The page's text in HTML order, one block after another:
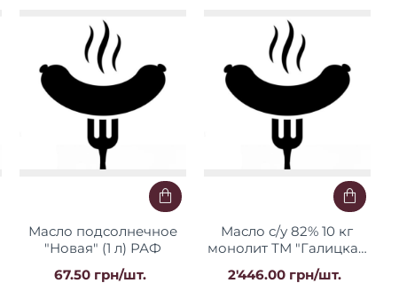
Масло подсолнечное
"Новая" (1 л) РАФ
67.50 грн/шт.
Масло с/у 82% 10 кг
монолит ТМ "Галицкая
2'446.00 грн/шт.